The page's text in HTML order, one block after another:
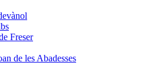
Freser
de les Abadesses